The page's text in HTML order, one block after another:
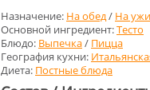
Назначение: На обед/ На
Основной ингредиент:Тесто
Блюдо: Выпечка/ Пицца
География кухни:
Диета: Постные блюда